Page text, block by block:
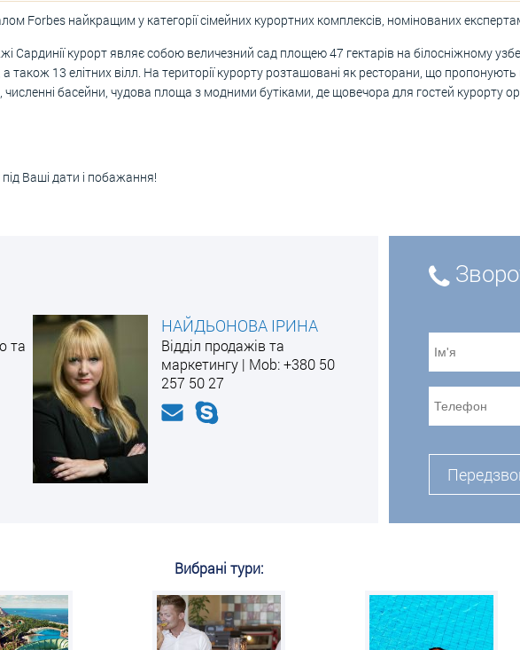
Forbes найкращим у категорії сімейних курортних комплексів, номінованих
курорт являє собою величезний сад площею 47 гектарів на білосніжному
а також 13 елітних вілл. На території курорту розташовані як ресторани, що
численні басейни, чудова площа з модними бутіками, де щовечора для гостей курорту
Ваші дати і побажання!
та
НАЙДЬОНОВА ІРИНА
Відділ продажів та
маркетингу | Mоb: +380 50
257 50 27
Вибрані тури: